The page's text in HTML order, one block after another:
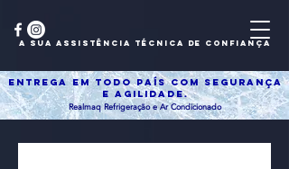
Entrega em todo país com segurança
e agilidade.
Realmaq Refrigeração e Ar Condicionado
a sua assistência técnica de confiança